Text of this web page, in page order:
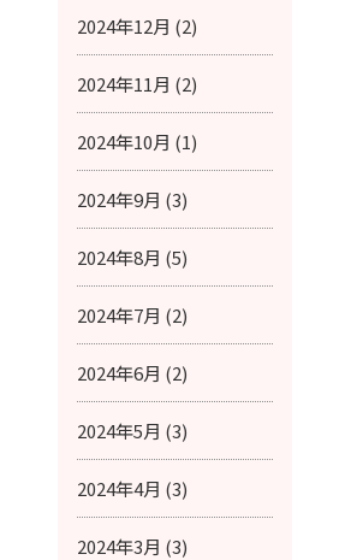
2024年12月 (2)
2024年11月 (2)
2024年10月 (1)
2024年9月 (3)
2024年8月 (5)
2024年7月 (2)
2024年6月 (2)
2024年5月 (3)
2024年4月 (3)
2024年3月 (3)